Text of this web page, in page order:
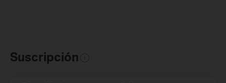
Suscripción